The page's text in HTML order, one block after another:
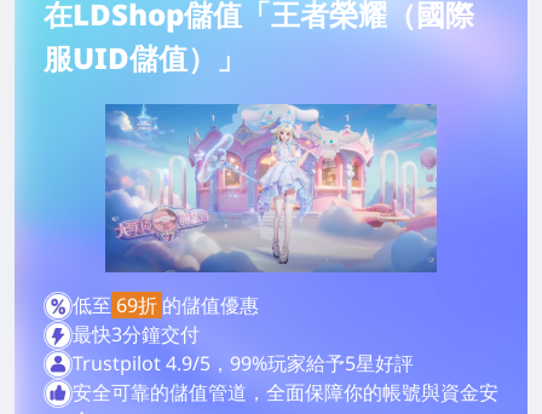
在LDShop儲值「王者榮耀（國際
服UID儲值）」
低至 69折 的儲值優惠
最快3分鐘交付
Trustpilot 4.9/5，99%玩家給予5星好評
安全可靠的儲值管道，全面保障你的帳號與資金安